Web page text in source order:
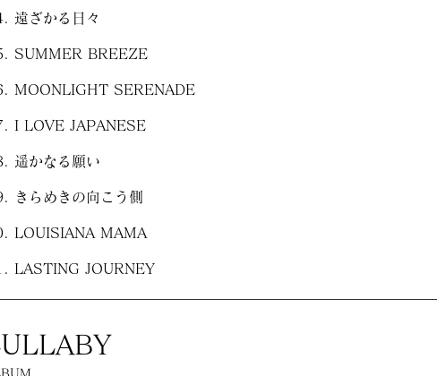
遠ざかる日々
SUMMER BREEZE
MOONLIGHT SERENADE
I LOVE JAPANESE
遥かなる願い
きらめきの向こう側
LOUISIANA MAMA
LASTING JOURNEY